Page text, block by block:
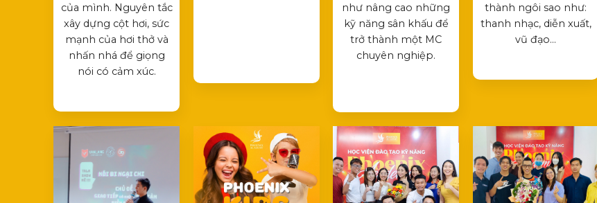
của mình. Nguyên tắc
xây dựng cột hơi, sức
mạnh của hơi thở và
nhấn nhá để giọng
nói có cảm xúc.
như nâng cao những
kỹ năng sân khấu để
trở thành một MC
chuyên nghiệp.
thành ngôi sao như:
thanh nhạc, diễn xuất,
vũ đạo…